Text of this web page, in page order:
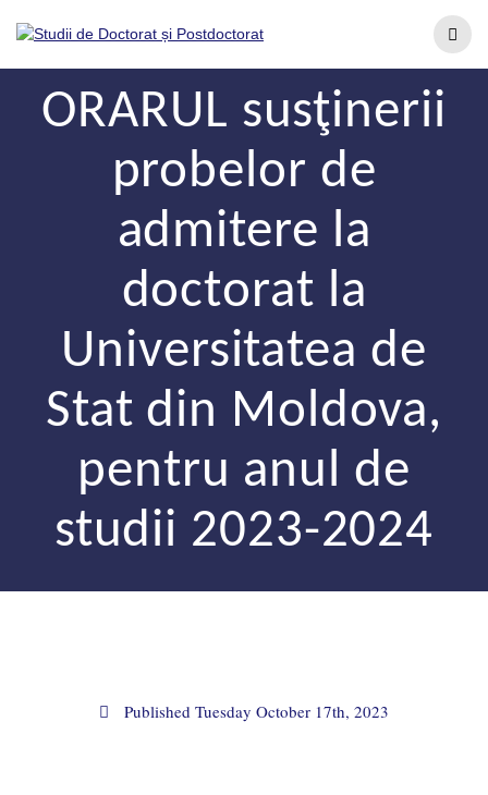
ORARUL susţinerii
probelor de
admitere la
doctorat la
Universitatea de
Stat din Moldova,
pentru anul de
studii 2023-2024
Published Tuesday October 17th, 2023